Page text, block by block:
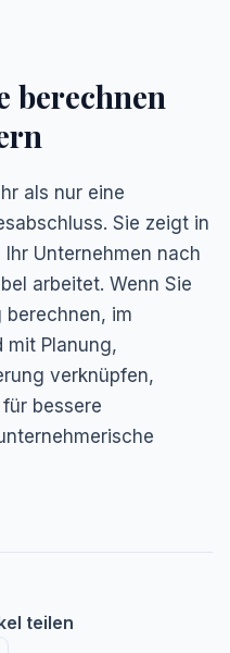
berechnen
als nur eine
Sie zeigt in
Unternehmen nach
arbeitet. Wenn Sie
im
mit Planung,
verknüpfen,
bessere
teilen